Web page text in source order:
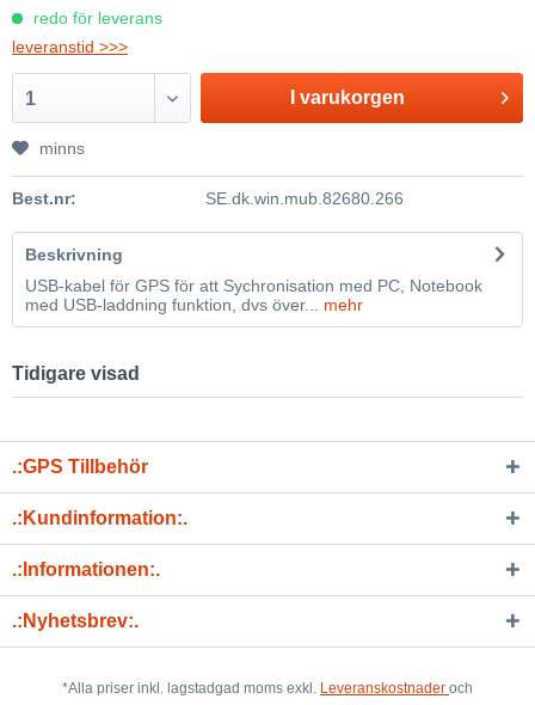
redo för leverans
leveranstid >>>
1 I varukorgen
minns
Best.nr: SE.dk.win.mub.82680.266
Beskrivning
USB-kabel för GPS för att Sychronisation med PC, Notebook
med USB-laddning funktion, dvs över... mehr
Tidigare visad
.:GPS Tillbehör
.:Kundinformation:.
.:Informationen:.
.:Nyhetsbrev:.
*Alla priser inkl. lagstadgad moms exkl. Leveranskostnader och